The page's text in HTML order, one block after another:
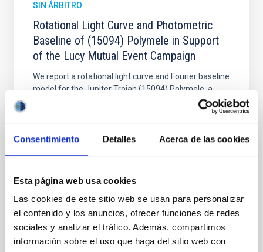
Consentimiento Detalles Acerca de las cookies
Esta página web usa cookies
Las cookies de este sitio web se usan para personalizar
el contenido y los anuncios, ofrecer funciones de redes
sociales y analizar el tráfico. Además, compartimos
información sobre el uso que haga del sitio web con
SIN ÁRBITRO
Rotational Light Curve and Photometric
Baseline of (15094) Polymele in Support
of the Lucy Mutual Event Campaign
We report a rotational light curve and Fourier baseline
model for the Jupiter Trojan (15094) Polymele, a
primary target of the NASA Lucy mission, obtained
Two-meter Twin Telescope (TTT). Phase-Dispersion
Minimization over the combined two-night dataset
BIBCODE 2026RNAAS..10..143A